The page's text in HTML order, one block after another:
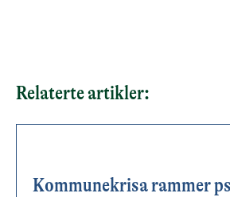
Relaterte artikler:
Kommunekrisa rammer